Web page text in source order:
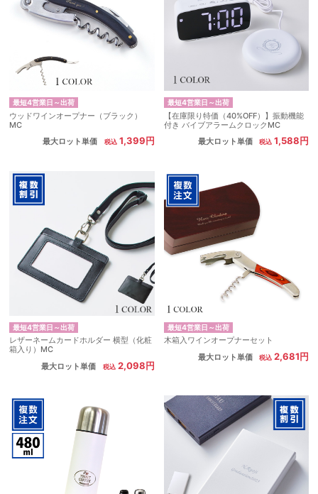
最短4営業日～出荷
ウッドワインオープナー（ブラック）
MC
最大ロット単価
1,399円
最短4営業日～出荷
【在庫限り特価（40%OFF）】振動機能
付き バイブアラームクロックMC
最大ロット単価
1,588円
最短4営業日～出荷
レザーネームカードホルダー 横型（化粧
箱入り）MC
最大ロット単価
2,098円
最短4営業日～出荷
木箱入ワインオープナーセット
最大ロット単価
2,681円